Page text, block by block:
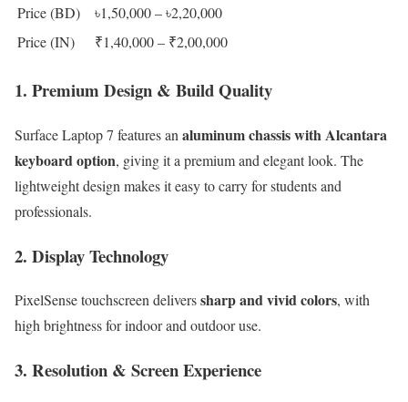
Price (BD)
৳1,50,000 – ৳2,20,000
Price (IN)
₹1,40,000 – ₹2,00,000
1. Premium Design & Build Quality
Surface Laptop 7 features an aluminum chassis with Alcantara
keyboard option, giving it a premium and elegant look. The
lightweight design makes it easy to carry for students and
professionals.
2. Display Technology
PixelSense touchscreen deliverssharp and vivid colors, with
high brightness for indoor and outdoor use.
3. Resolution & Screen Experience